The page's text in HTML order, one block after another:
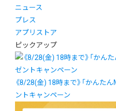
ニュース
プレス
アプリストア
ピックアップ
《8/28(金) 18時まで》「かんた
ントキャンペーン